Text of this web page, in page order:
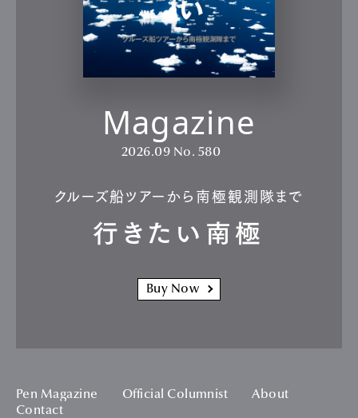
Magazine
2026.09 No. 580
クルーズ船ツアーから南極観測隊まで
行きたい南極
Buy Now
Pen Magazine Official Columnist
About
Contact